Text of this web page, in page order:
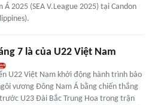
Á 2025 (SEA V.League 2025) tại Candon
7 là của U22 Việt Nam
U22 Việt Nam khởi động hành trình bảo
vương Đông Nam Á bằng chiến thắng
U23 Đài Bắc Trung Hoa trong trận